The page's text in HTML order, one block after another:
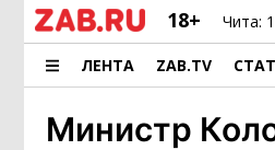
18+ Чита:
ЛЕНТА ZAB.TV
Министр